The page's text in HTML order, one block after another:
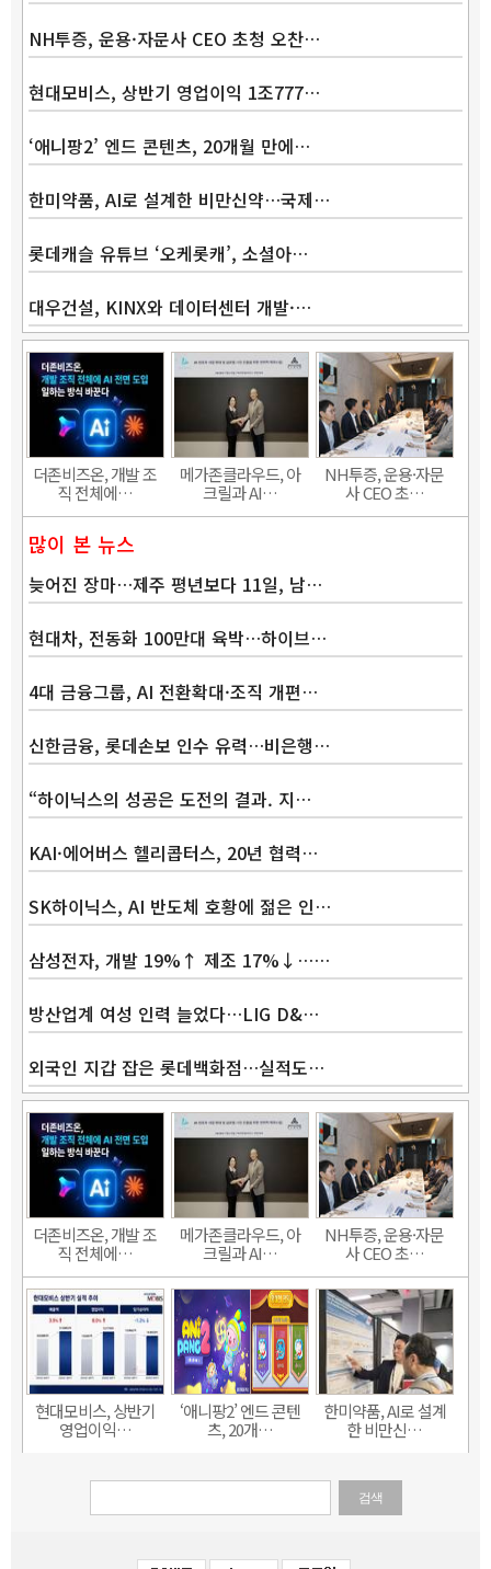
NH투증, 운용·자문사 CEO 초청 오찬…
현대모비스, 상반기 영업이익 1조777…
‘애니팡2’ 엔드 콘텐츠, 20개월 만에…
한미약품, AI로 설계한 비만신약…국제…
롯데캐슬 유튜브 ‘오케롯캐’, 소셜아…
대우건설, KINX와 데이터센터 개발·…
더존비즈온, 개발 조
직 전체에…
메가존클라우드, 아
크릴과 AI…
NH투증, 운용·자문
사 CEO 초…
많이 본 뉴스
늦어진 장마…제주 평년보다 11일, 남…
현대차, 전동화 100만대 육박…하이브…
4대 금융그룹, AI 전환확대·조직 개편…
신한금융, 롯데손보 인수 유력…비은행…
“하이닉스의 성공은 도전의 결과. 지…
KAI·에어버스 헬리콥터스, 20년 협력…
SK하이닉스, AI 반도체 호황에 젊은 인…
삼성전자, 개발 19%↑ 제조 17%↓……
방산업계 여성 인력 늘었다…LIG D&…
외국인 지갑 잡은 롯데백화점…실적도…
더존비즈온, 개발 조
직 전체에…
메가존클라우드, 아
크릴과 AI…
NH투증, 운용·자문
사 CEO 초…
현대모비스, 상반기
영업이익…
‘애니팡2’ 엔드 콘텐
츠, 20개…
한미약품, AI로 설계
한 비만신…
검색